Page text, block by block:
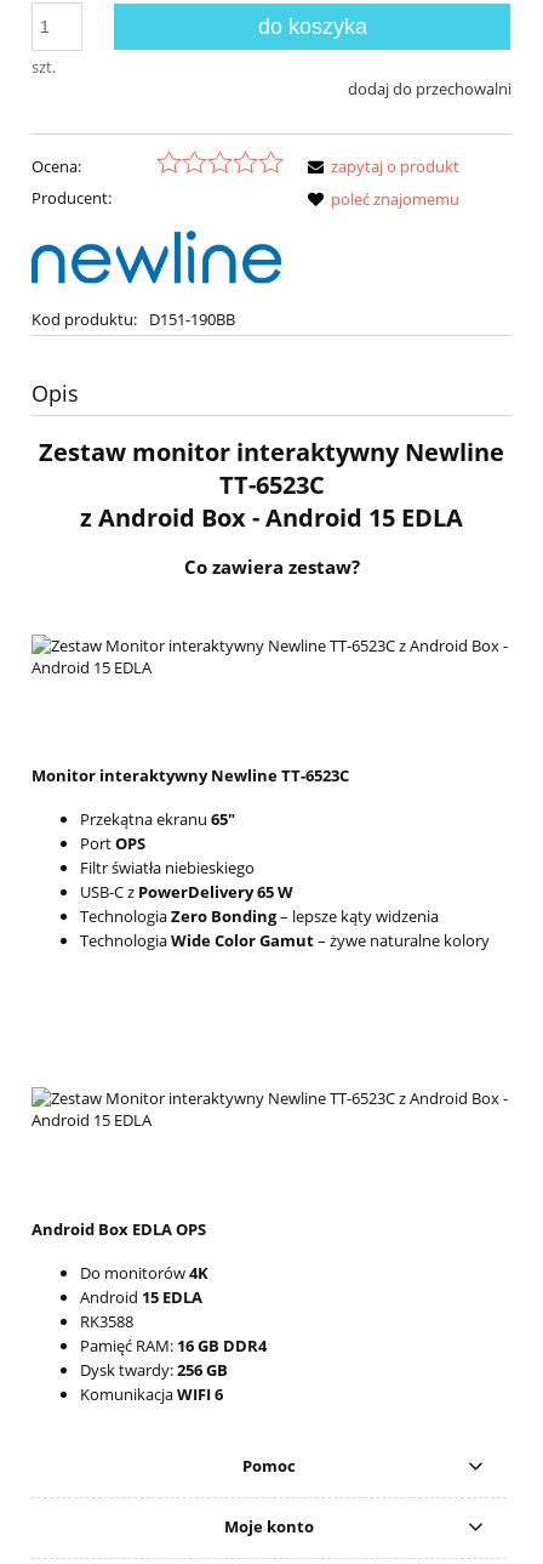
szt.
do koszyka
dodaj do przechowalni
Ocena:
Producent:
Kod produktu: D151-190BB
zapytaj o produkt
poleć znajomemu
Opis
Zestaw monitor interaktywnyNewline
TT-6523C
zAndroid Box- Android 15 EDLA
Co zawiera zestaw?
Monitor interaktywny Newline TT-6523C
Przekątna ekranu 65"
PortOPS
Filtr światła niebieskiego
USB-C z PowerDelivery 65 W
TechnologiaZero Bonding– lepsze kąty widzenia
TechnologiaWide Color Gamut– żywe naturalne kolory
Android Box EDLA OPS
Do monitorów4K
Android 15 EDLA
RK3588
Pamięć RAM: 16 GB DDR4
Dysk twardy:256 GB
KomunikacjaWIFI 6
Pomoc
Moje konto